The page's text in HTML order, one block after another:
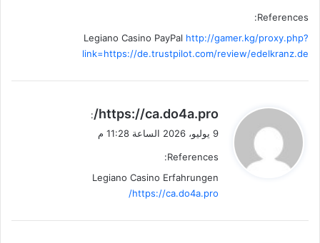
References:
Legiano Casino PayPal http://gamer.kg/proxy.php?
link=https://de.trustpilot.com/review/edelkranz.de
ي
ل
https://ca.do4a.pro/
:
9 يوليو، 2026 الساعة 11:28 م
References:
Legiano Casino Erfahrungen
https://ca.do4a.pro/